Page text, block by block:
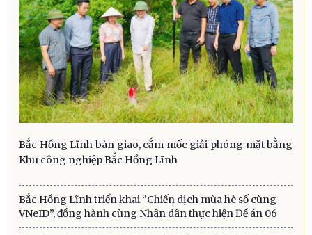
Bắc Hồng Lĩnh bàn giao, cắm mốc giải phóng mặt bằng
Khu công nghiệp Bắc Hồng Lĩnh
Bắc Hồng Lĩnh triển khai “Chiến dịch mùa hè số cùng
VNeID”, đồng hành cùng Nhân dân thực hiện Đề án 06